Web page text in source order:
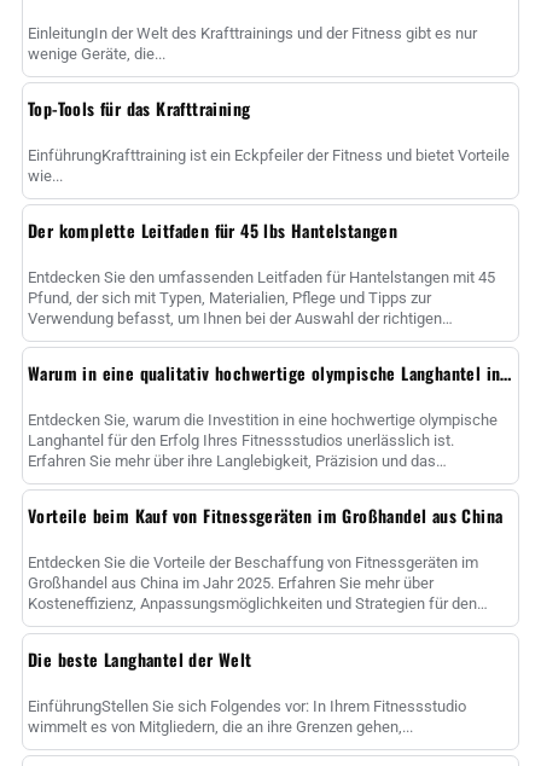
EinleitungIn der Welt des Krafttrainings und der Fitness gibt es nur
wenige Geräte, die...
Top-Tools für das Krafttraining
EinführungKrafttraining ist ein Eckpfeiler der Fitness und bietet Vorteile
wie...
Der komplette Leitfaden für 45 lbs Hantelstangen
Entdecken Sie den umfassenden Leitfaden für Hantelstangen mit 45
Pfund, der sich mit Typen, Materialien, Pflege und Tipps zur
Verwendung befasst, um Ihnen bei der Auswahl der richtigen
Hantelstange zur Maximierung......
Warum in eine qualitativ hochwertige olympische Langhantel investieren?
Entdecken Sie, warum die Investition in eine hochwertige olympische
Langhantel für den Erfolg Ihres Fitnessstudios unerlässlich ist.
Erfahren Sie mehr über ihre Langlebigkeit, Präzision und das
strategische Geschäft ......
Vorteile beim Kauf von Fitnessgeräten im Großhandel aus China
Entdecken Sie die Vorteile der Beschaffung von Fitnessgeräten im
Großhandel aus China im Jahr 2025. Erfahren Sie mehr über
Kosteneffizienz, Anpassungsmöglichkeiten und Strategien für den
Erfolg......
Die beste Langhantel der Welt
EinführungStellen Sie sich Folgendes vor: In Ihrem Fitnessstudio
wimmelt es von Mitgliedern, die an ihre Grenzen gehen,...